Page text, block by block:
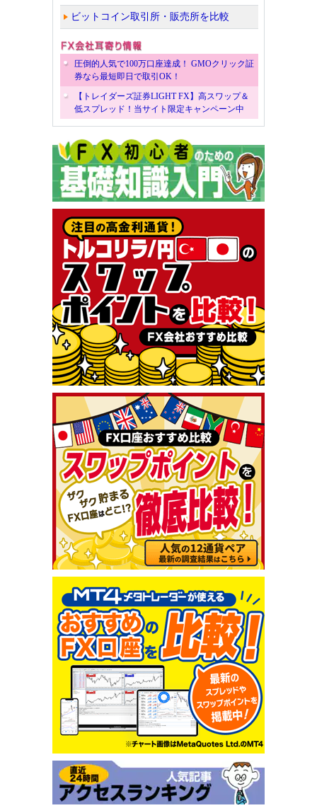
ビットコイン取引所・販売所を比較
圧倒的人気で100万口座達成！ GMOクリック証
券なら最短即日で取引OK！
【トレイダーズ証券LIGHT FX】高スワップ＆
低スプレッド！当サイト限定キャンペーン中